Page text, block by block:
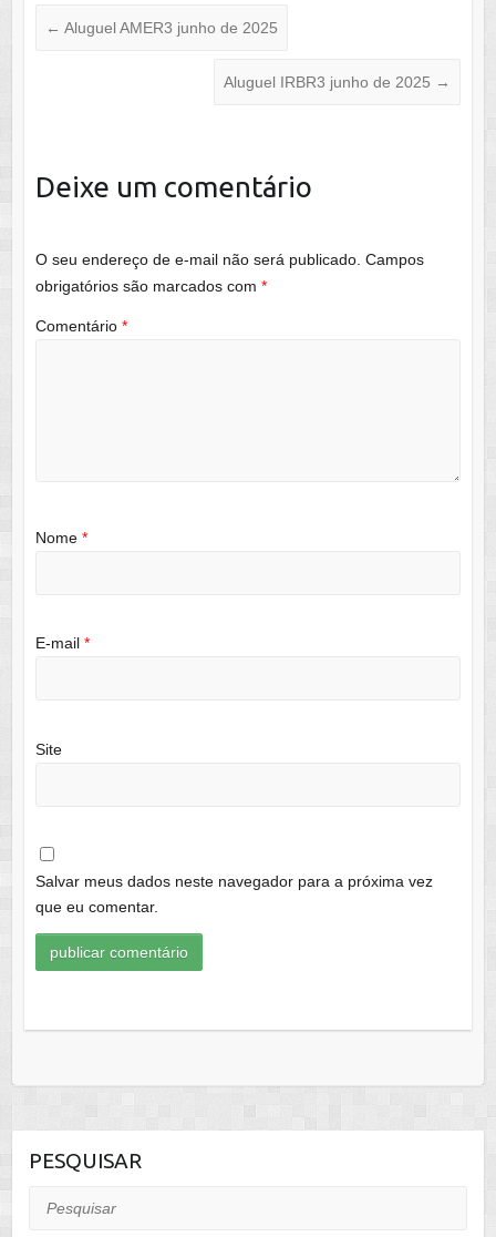
← Aluguel AMER3 junho de 2025
Aluguel IRBR3 junho de 2025 →
Deixe um comentário
O seu endereço de e-mail não será publicado. Campos
obrigatórios são marcados com *
Comentário *
Nome *
E-mail *
Site
Salvar meus dados neste navegador para a próxima vez
que eu comentar.
PESQUISAR
Pesquisar